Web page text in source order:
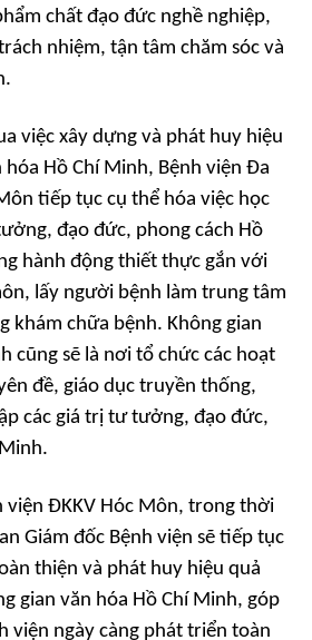
chất đạo đức nghề nghiệp,
nhiệm, tận tâm chăm sóc và
việc xây dựng và phát huy hiệu
hóa Hồ Chí Minh, Bệnh viện Đa
tiếp tục cụ thể hóa việc học
đạo đức, phong cách Hồ
hành động thiết thực gắn với
lấy người bệnh làm trung tâm
khám chữa bệnh. Không gian
cũng sẽ là nơi tổ chức các hoạt
đề, giáo dục truyền thống,
các giá trị tư tưởng, đạo đức,
viện ĐKKV Hóc Môn, trong thời
Giám đốc Bệnh viện sẽ tiếp tục
thiện và phát huy hiệu quả
gian văn hóa Hồ Chí Minh, góp
viện ngày càng phát triển toàn